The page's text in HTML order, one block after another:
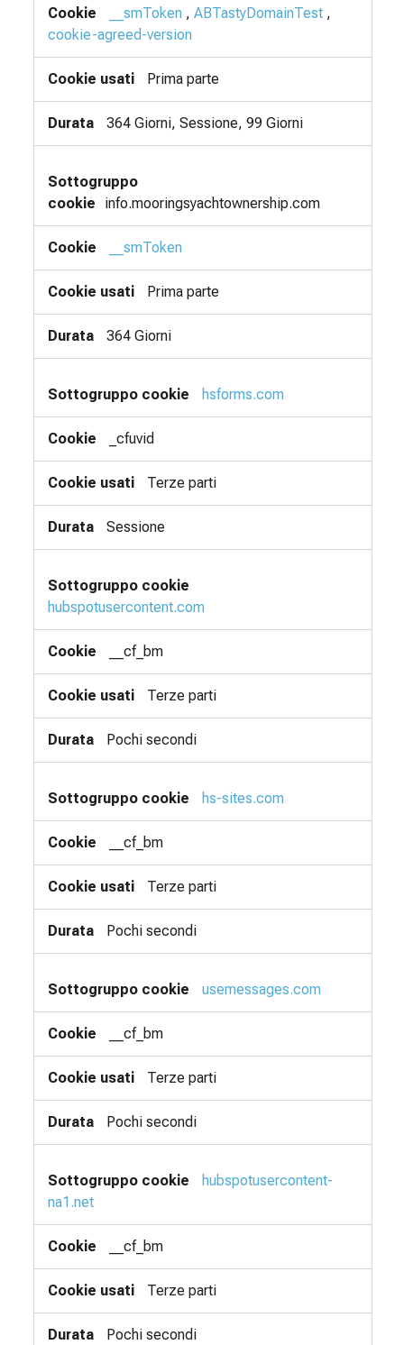
__smToken , ABTastyDomainTest ,
cookie-agreed-version
Prima parte
364 Giorni, Sessione, 99 Giorni
info.mooringsyachtownership.com
__smToken
Prima parte
364 Giorni
hsforms.com
_cfuvid
Terze parti
Sessione
hubspotusercontent.com
__cf_bm
Terze parti
Pochi secondi
hs-sites.com
__cf_bm
Terze parti
Pochi secondi
usemessages.com
__cf_bm
Terze parti
Pochi secondi
hubspotusercontent-
na1.net
__cf_bm
Terze parti
Pochi secondi